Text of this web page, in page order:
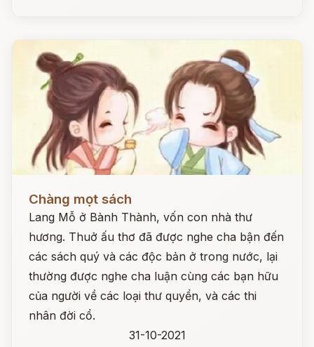
Chàng mọt sách
Lang Mỗ ở Bành Thành, vốn con nhà thư
hương. Thuở ấu thơ đã được nghe cha bận đến
các sách quý và các độc bản ở trong nước, lại
thường được nghe cha luận cùng các bạn hữu
của người về các loại thư quyển, và các thi
nhân đời cổ.
31-10-2021